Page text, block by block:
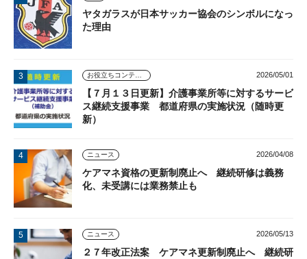
ヤタガラスが日本サッカー協会のシンボルになっ
た理由
2026/05/01
【７月１３日更新】介護事業所等に対するサービ
ス継続支援事業 都道府県の実施状況（随時更
新）
ニュース 2026/04/08
ケアマネ資格の更新制廃止へ 継続研修は義務
化、未受講には業務禁止も
ニュース 2026/05/13
２７年改正法案 ケアマネ更新制廃止へ 継続研